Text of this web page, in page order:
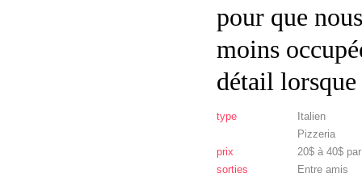
pour que
moins
détail lorsque
type
Italien
Pizzeria
prix
20$ à 40$
sorties
Entre amis